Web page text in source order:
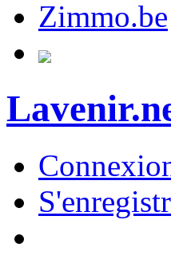
Zimmo.be